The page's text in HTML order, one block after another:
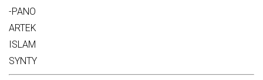
-PANO
ARTEK
ISLAM
SYNTY